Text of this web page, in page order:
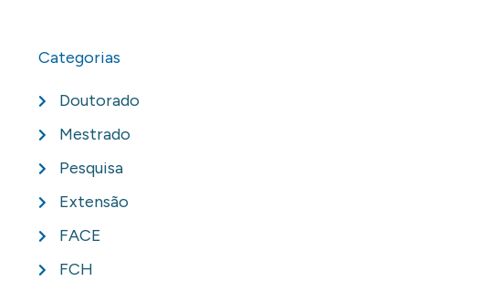
Categorias
Doutorado
Mestrado
Pesquisa
Extensão
FACE
FCH